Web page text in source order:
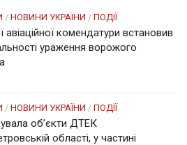
/ НОВИНИ УКРАЇНИ / ПОДІЇ
авіаційної комендатури встановив
ураження ворожого
/ НОВИНИ УКРАЇНИ / ПОДІЇ
об’єкти ДТЕК
області, у частині